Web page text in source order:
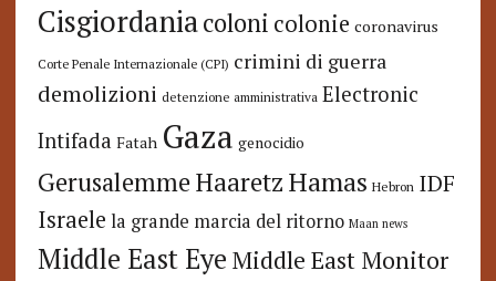
Cisgiordaniacoloni colonie coronavirus
Corte Penale Internazionale (CPI) crimini di guerra
demolizioni detenzione amministrativa Electronic
Intifada Fatah Gaza genocidio
GerusalemmeHaaretzHamas Hebron IDF
Israele la grande marcia del ritorno Maan news
Middle East Eye Middle East Monitor